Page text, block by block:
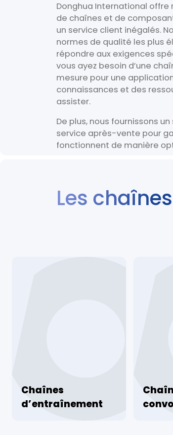
Donghua International
de chaînes et de
un service client inégalés.
normes de qualité les plus
répondre aux exigences
vous ayez besoin d’une
mesure pour une
connaissances et des
assister.
De plus, nous fournissons
service après-vente pour
fonctionnent de manière
Les
Chaînes
d’entraînement